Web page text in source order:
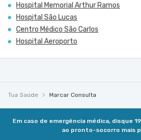
Hospital Memorial Arthur Ramos
Hospital São Lucas
Centro Médico São Carlos
Hospital Aeroporto
Tua Saúde Marcar Consulta
Em caso de emergência médica, disque
ao pronto-socorro mais